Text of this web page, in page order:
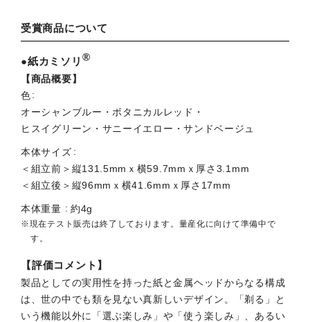
受賞商品について
●紙カミソリ ®
【商品概要】
色
オーシャンブルー・ボタニカルレッド・
ヒスイグリーン・ サニーイエロー・サンドベージュ
本体サイズ
＜組立前＞縦131.5mmｘ横59.7mmｘ厚さ3.1mm
＜組立後＞縦96mmｘ横41.6mmｘ厚さ17mm
本体重量 約4g
※現在テスト販売は終了しております。量産化に向けて準備中で
す。
【評価コメント】
製品としての実用性を持った紙と金属ヘッドからなる構成
は、世の中でも類を見ない真新しいデザイン。「剃る」と
いう機能以外に「選ぶ楽しみ」や「使う楽しみ」、あるい